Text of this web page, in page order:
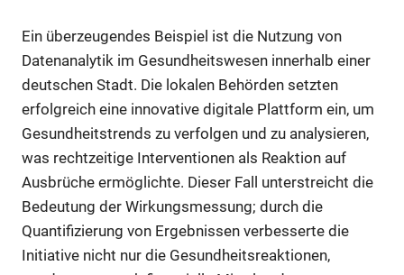
Ein überzeugendes Beispiel ist die Nutzung von
Datenanalytik im Gesundheitswesen innerhalb einer
deutschen Stadt. Die lokalen Behörden setzten
erfolgreich eine innovative digitale Plattform ein, um
Gesundheitstrends zu verfolgen und zu analysieren,
was rechtzeitige Interventionen als Reaktion auf
Ausbrüche ermöglichte. Dieser Fall unterstreicht die
Bedeutung der Wirkungsmessung; durch die
Quantifizierung von Ergebnissen verbesserte die
Initiative nicht nur die Gesundheitsreaktionen,